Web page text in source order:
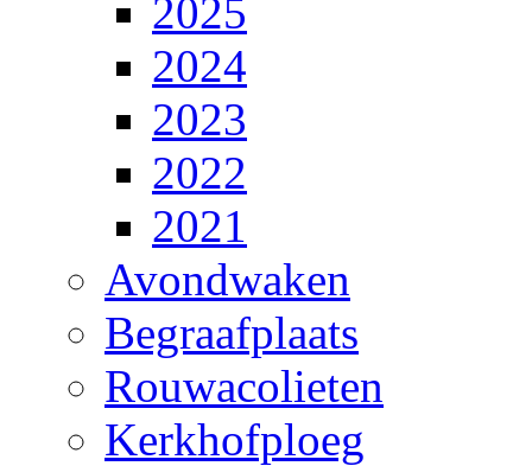
2025
2024
2023
2022
2021
Avondwaken
Begraafplaats
Rouwacolieten
Kerkhofploeg